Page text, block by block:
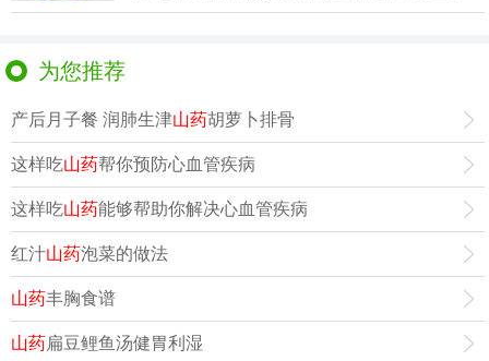
葛布残片
为您推荐
产后月子餐 润肺生津山药胡萝卜排骨
这样吃山药帮你预防心血管疾病
这样吃山药能够帮助你解决心血管疾病
红汁山药泡菜的做法
山药丰胸食谱
山药扁豆鲤鱼汤健胃利湿